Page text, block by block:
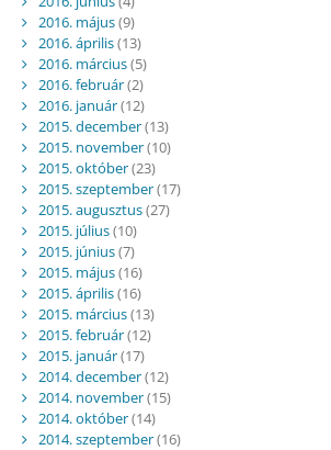
2016. május(9)
2016. április(13)
2016. március(5)
2016. február(2)
2016. január(12)
2015. december(13)
2015. november(10)
2015. október(23)
2015. szeptember(17)
2015. augusztus(27)
2015. július(10)
2015. június(7)
2015. május(16)
2015. április(16)
2015. március(13)
2015. február(12)
2015. január(17)
2014. december(12)
2014. november(15)
2014. október(14)
2014. szeptember(16)